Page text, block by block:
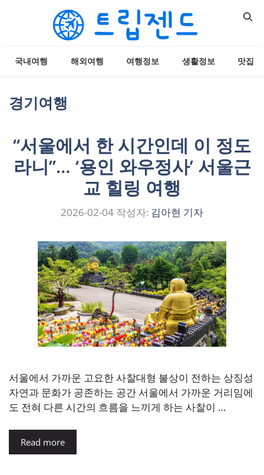
국내여행 해외여행 여행정보 생활정보 맛집
경기여행
“서울에서 한 시간인데 이 정도
라니”… ‘용인 와우정사’ 서울근
교 힐링 여행
2026-02-04 작성자: 김아현 기자
서울에서 가까운 고요한 사찰대형 불상이 전하는 상징성
자연과 문화가 공존하는 공간 서울에서 가까운 거리임에
도 전혀 다른 시간의 흐름을 느끼게 하는 사찰이 …
Read more